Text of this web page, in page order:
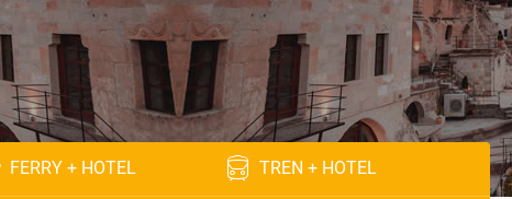
FERRY + HOTEL TREN + HOTEL